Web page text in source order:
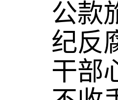
公款
纪反
干部